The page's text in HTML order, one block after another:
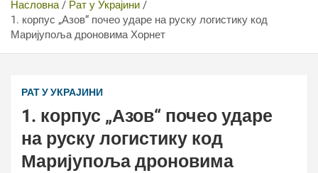
Насловна
Рат у Украјини
1. корпус „Азов“ почео ударе на руску логистику код
Маријупоља дроновима Хорнет
РАТ У УКРАЈИНИ
1. корпус „Азов“ почео ударе
на руску логистику код
Маријупоља дроновима